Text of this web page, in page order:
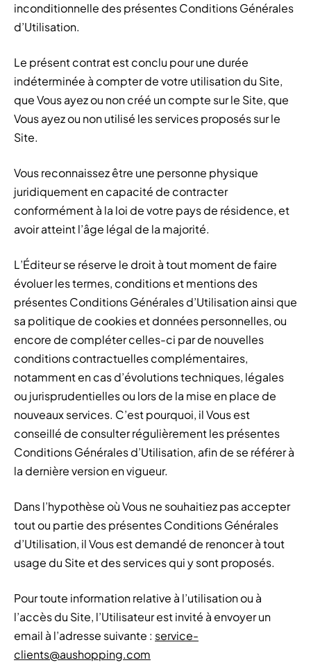
inconditionnelle des présentes Conditions Générales
d’Utilisation.
Le présent contrat est conclu pour une durée
indéterminée à compter de votre utilisation du Site,
que Vous ayez ou non créé un compte sur le Site, que
Vous ayez ou non utilisé les services proposés sur le
Site.
Vous reconnaissez être une personne physique
juridiquement en capacité de contracter
conformément à la loi de votre pays de résidence, et
avoir atteint l’âge légal de la majorité.
L’Éditeur se réserve le droit à tout moment de faire
évoluer les termes, conditions et mentions des
présentes Conditions Générales d’Utilisation ainsi que
sa politique de cookies et données personnelles, ou
encore de compléter celles-ci par de nouvelles
conditions contractuelles complémentaires,
notamment en cas d’évolutions techniques, légales
ou jurisprudentielles ou lors de la mise en place de
nouveaux services. C’est pourquoi, il Vous est
conseillé de consulter régulièrement les présentes
Conditions Générales d’Utilisation, afin de se référer à
la dernière version en vigueur.
Dans l’hypothèse où Vous ne souhaitiez pas accepter
tout ou partie des présentes Conditions Générales
d’Utilisation, il Vous est demandé de renoncer à tout
usage du Site et des services qui y sont proposés.
Pour toute information relative à l’utilisation ou à
l’accès du Site, l’Utilisateur est invité à envoyer un
email à l’adresse suivante : service-
clients@aushopping.com